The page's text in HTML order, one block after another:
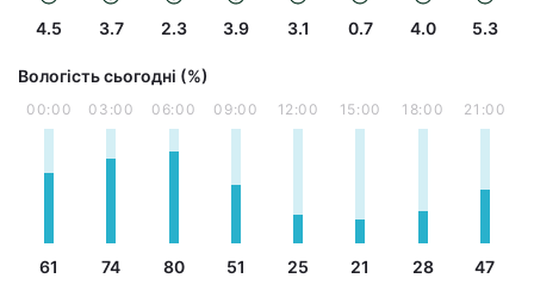
4.5 3.7 2.3 3.9 3.1 0.7 4.0 5.3
Вологість сьогодні (%)
00:00
61
03:00
74
06:00
80
09:00
51
12:00
25
15:00
21
18:00
28
21:00
47